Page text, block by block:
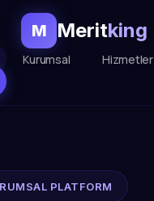
M Meritking
Kurumsal Hizmetler
PLATFORM